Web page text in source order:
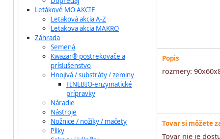
Letákové MO AKCIE
Letaková akcia A-Z
Letakova akcia MAKRO
Záhrada
Semená
Kwazar® postrekovače a
príslušenstvo
Hnojivá / substráty / zeminy
FINEBIO-enzymatické
prípravky
Náradie
Nástroje
Nožnice / nožíky / mačety
Pílky
Popis
rozmery:
Tovar si môžete
Tovar nie je